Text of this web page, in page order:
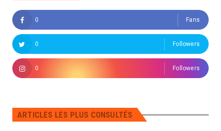
0 Fans
0 Followers
0 Followers
ARTICLES LES PLUS CONSULTÉS
perspectives : Malgré ces initiatives, des
défis subsistent pour atteindre une
pleine souveraineté numérique :
Dépendance technologique : L'Europe
doit réduire sa dépendance vis-à-vis des
géants technologiques américains et
asiatiques en développant ses propres
infrastructures et compétences en IA.
données est crucial pour maintenir la
confiance des citoyens et prévenir les